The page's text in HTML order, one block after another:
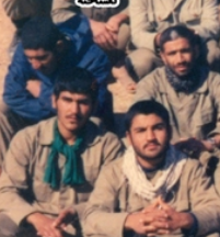
فرصت ویژه‼️ استخدام بیمه
و مزایای بالا
تکمیل فرم